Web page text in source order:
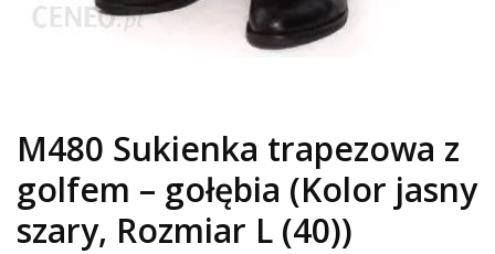
M480 Sukienka trapezowa z
golfem – gołębia (Kolor jasny
szary, Rozmiar L (40))